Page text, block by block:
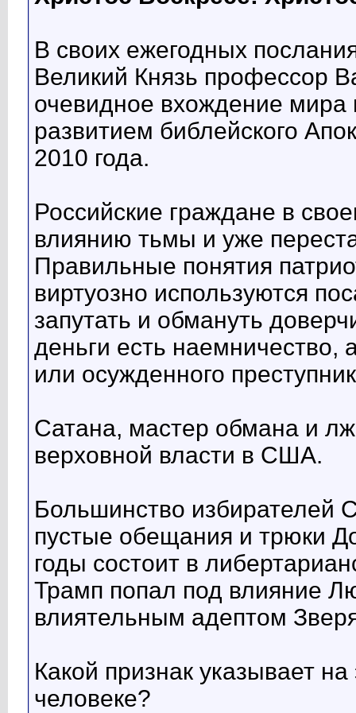
В своих ежегодных
Великий Князь профессор
очевидное вхождение мира
развитием библейского
2010 года.
Российские граждане в
влиянию тьмы и уже
Правильные понятия
виртуозно используются
запутать и обмануть
деньги есть
или осужденного
Сатана, мастер обмана и
верховной власти в США.
Большинство
пустые обещания и трюки
годы состоит в
Трамп попал под влияние
влиятельным адептом
Какой признак указывает
человеке?